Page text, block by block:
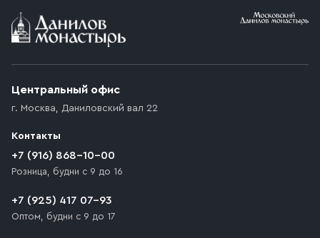
Условия доставки
возникают препятствия для подъезда автомобиля,
которое максимально близко к месту запланированной
движения. Если на территории места назначения
доставки предусмотрен платный въезд, то Покупателю
необходимо компенсировать стоимость въезда
Центральный офис
г. Москва, Даниловский вал 22
Контакты
+7 (916) 868-10-00
Розница, будни с 9 до 16
+7 (925) 417 07-93
Оптом, будни с 9 до 17